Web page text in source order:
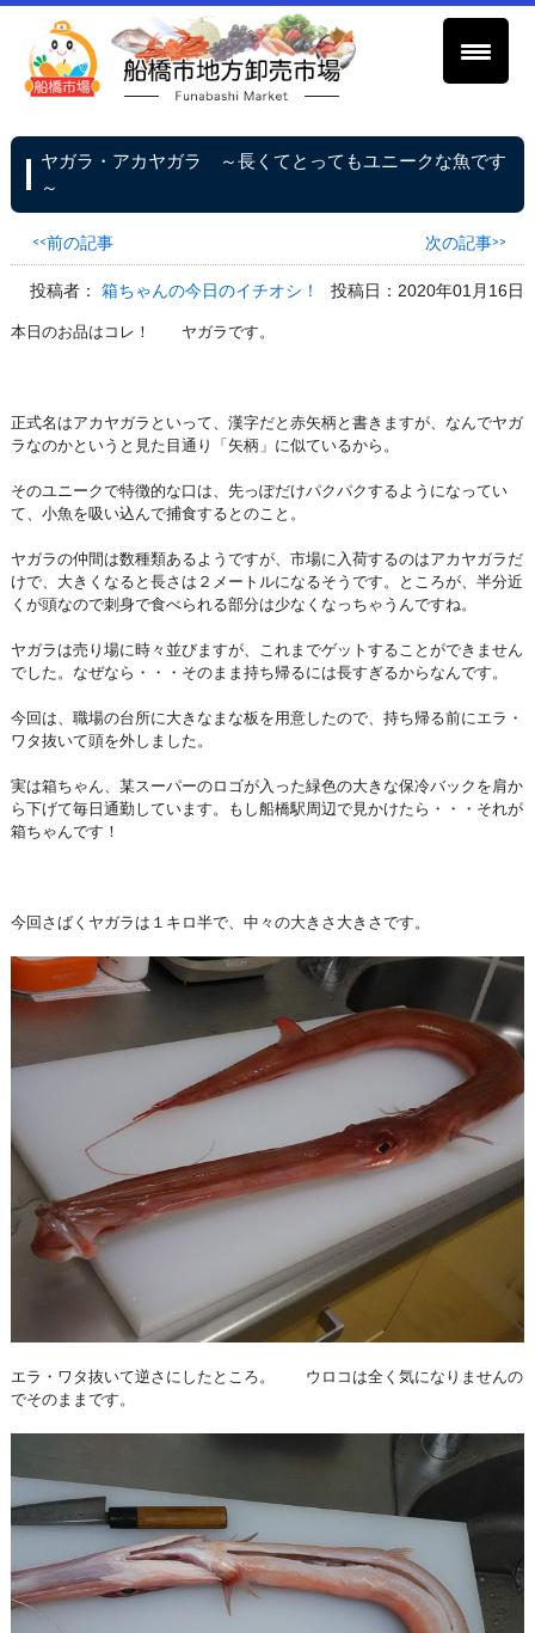
ヤガラ・アカヤガラ ～長くてとってもユニークな魚です
～
<<前の記事 次の記事>>
投稿者：箱ちゃんの今日のイチオシ！ 投稿日：2020年01月16日
本日のお品はコレ！ ヤガラです。
正式名はアカヤガラといって、漢字だと赤矢柄と書きますが、なんでヤガ
ラなのかというと見た目通り「矢柄」に似ているから。
そのユニークで特徴的な口は、先っぽだけパクパクするようになってい
て、小魚を吸い込んで捕食するとのこと。
ヤガラの仲間は数種類あるようですが、市場に入荷するのはアカヤガラだ
けで、大きくなると長さは２メートルになるそうです。ところが、半分近
くが頭なので刺身で食べられる部分は少なくなっちゃうんですね。
ヤガラは売り場に時々並びますが、これまでゲットすることができません
でした。なぜなら・・・そのまま持ち帰るには長すぎるからなんです。
今回は、職場の台所に大きなまな板を用意したので、持ち帰る前にエラ・
ワタ抜いて頭を外しました。
実は箱ちゃん、某スーパーのロゴが入った緑色の大きな保冷バックを肩か
ら下げて毎日通勤しています。もし船橋駅周辺で見かけたら・・・それが
箱ちゃんです！
今回さばくヤガラは１キロ半で、中々の大きさ大きさです。
エラ・ワタ抜いて逆さにしたところ。 ウロコは全く気になりませんの
でそのままです。